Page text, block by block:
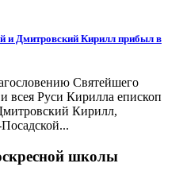
и Дмитровский Кирилл прибыл в
Святейшего
всея Руси Кирилла епископ
Кирилл,
школы